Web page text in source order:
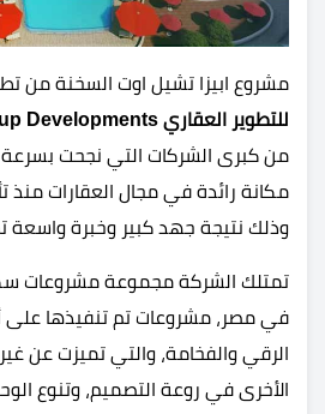
مشروع ابيزا تشيل اوت السخنة من
للتطوير العقاري Master Group Developments
من كبرى الشركات التي نجحت بسرعة
مكانة رائدة في مجال العقارات منذ
وذلك نتيجة جهد كبير وخبرة واسعة
تمتلك الشركة مجموعة مشروعات
في مصر، مشروعات تم تنفيذها
الرقي والفخامة، والتي تميزت عن
الأخرى في روعة التصميم، وتنوع